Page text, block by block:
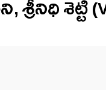
శెట్టి